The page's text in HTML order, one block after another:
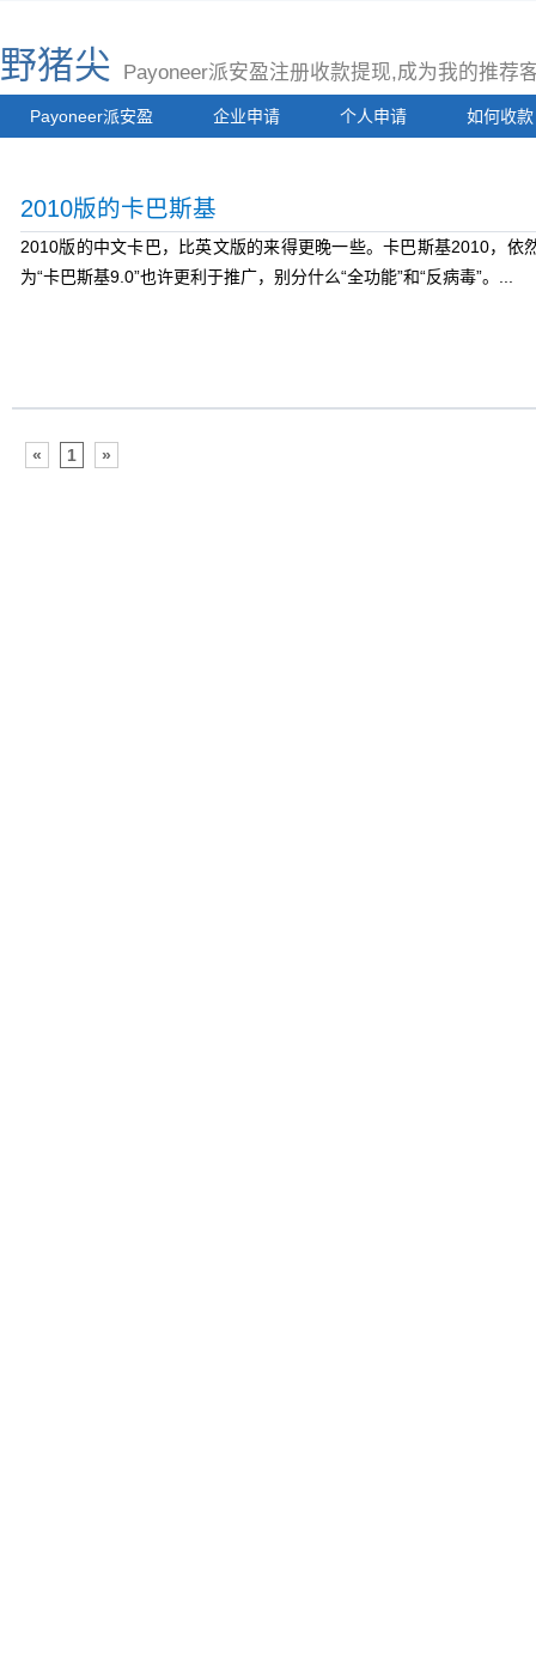
野猪尖 Payoneer派安盈注册收款提现,成为我的推荐
Payoneer派安盈 企业申请 个人申请 如何收款
2010版的卡巴斯基
2010版的中文卡巴，比英文版的来得更晚一些。卡巴斯基2010，依
为“卡巴斯基9.0”也许更利于推广，别分什么“全功能”和“反病毒”。...
« 1 »